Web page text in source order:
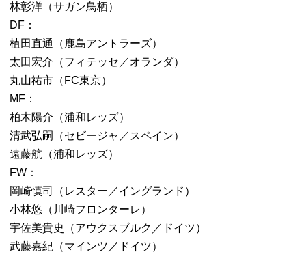
林彰洋（サガン鳥栖）
DF：
植田直通（鹿島アントラーズ）
太田宏介（フィテッセ／オランダ）
丸山祐市（FC東京）
MF：
柏木陽介（浦和レッズ）
清武弘嗣（セビージャ／スペイン）
遠藤航（浦和レッズ）
FW：
岡崎慎司（レスター／イングランド）
小林悠（川崎フロンターレ）
宇佐美貴史（アウクスブルク／ドイツ）
武藤嘉紀（マインツ／ドイツ）